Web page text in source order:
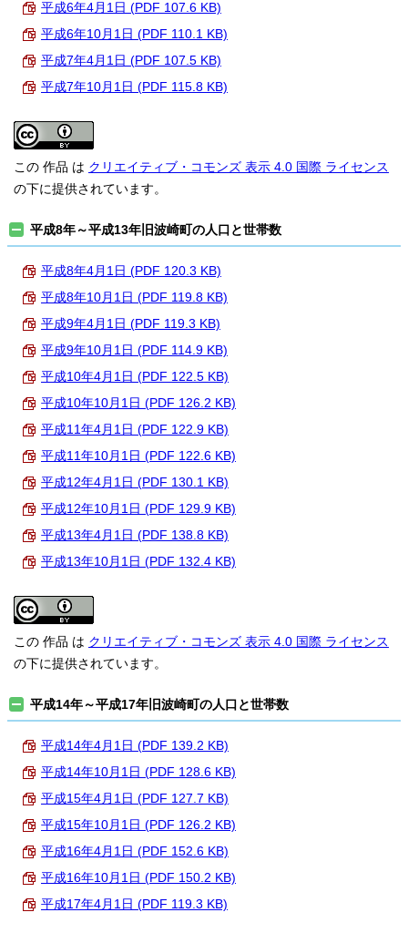
平成6年4月1日 (PDF 107.6 KB)
平成6年10月1日 (PDF 110.1 KB)
平成7年4月1日 (PDF 107.5 KB)
平成7年10月1日 (PDF 115.8 KB)
この 作品 は クリエイティブ・コモンズ 表示 4.0 国際 ライセンス
の下に提供されています。
平成8年～平成13年旧波崎町の人口と世帯数
平成8年4月1日 (PDF 120.3 KB)
平成8年10月1日 (PDF 119.8 KB)
平成9年4月1日 (PDF 119.3 KB)
平成9年10月1日 (PDF 114.9 KB)
平成10年4月1日 (PDF 122.5 KB)
平成10年10月1日 (PDF 126.2 KB)
平成11年4月1日 (PDF 122.9 KB)
平成11年10月1日 (PDF 122.6 KB)
平成12年4月1日 (PDF 130.1 KB)
平成12年10月1日 (PDF 129.9 KB)
平成13年4月1日 (PDF 138.8 KB)
平成13年10月1日 (PDF 132.4 KB)
この 作品 は クリエイティブ・コモンズ 表示 4.0 国際 ライセンス
の下に提供されています。
平成14年～平成17年旧波崎町の人口と世帯数
平成14年4月1日 (PDF 139.2 KB)
平成14年10月1日 (PDF 128.6 KB)
平成15年4月1日 (PDF 127.7 KB)
平成15年10月1日 (PDF 126.2 KB)
平成16年4月1日 (PDF 152.6 KB)
平成16年10月1日 (PDF 150.2 KB)
平成17年4月1日 (PDF 119.3 KB)